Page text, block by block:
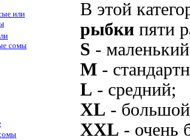
или
сомы
В этой
рыбки пяти
S -
M -
L - средний;
XL -
XXL - очень